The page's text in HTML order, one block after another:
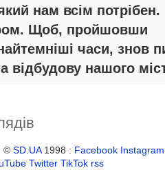
нам всім потрібен.
Щоб, пройшовши
часи, знов
відбудову нашого
©SD.UA1998 : Facebook Instagram
Twitter TikTok rss